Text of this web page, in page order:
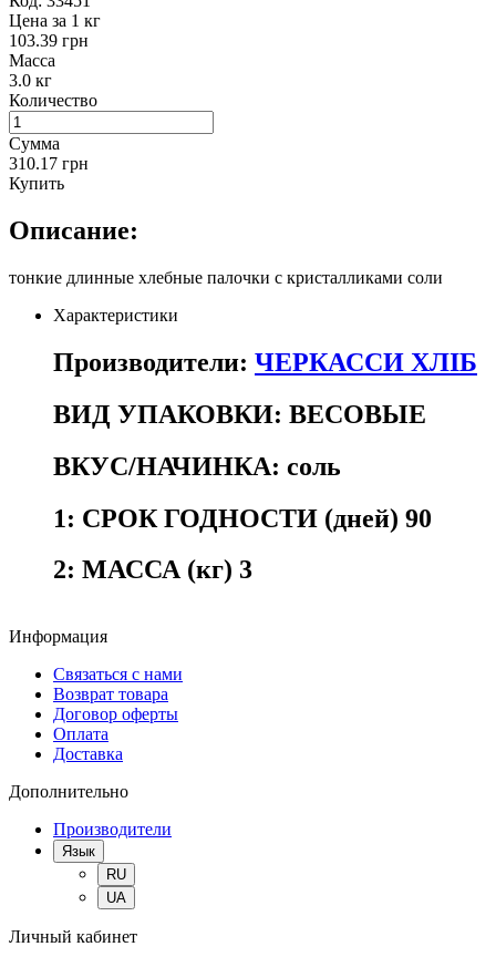
Цена за 1 кг
103.39 грн
Масса
3.0 кг
Количество
Сумма
310.17 грн
Купить
Описание:
тонкие длинные хлебные палочки с кристалликами соли
Характеристики
Производители: ЧЕРКАССИ ХЛІБ
ВИД УПАКОВКИ: ВЕСОВЫЕ
ВКУС/НАЧИНКА: соль
1: СРОК ГОДНОСТИ (дней) 90
2: МАССА (кг) 3
Информация
Связаться с нами
Возврат товара
Договор оферты
Оплата
Доставка
Дополнительно
Производители
Язык
RU
UA
Личный кабинет